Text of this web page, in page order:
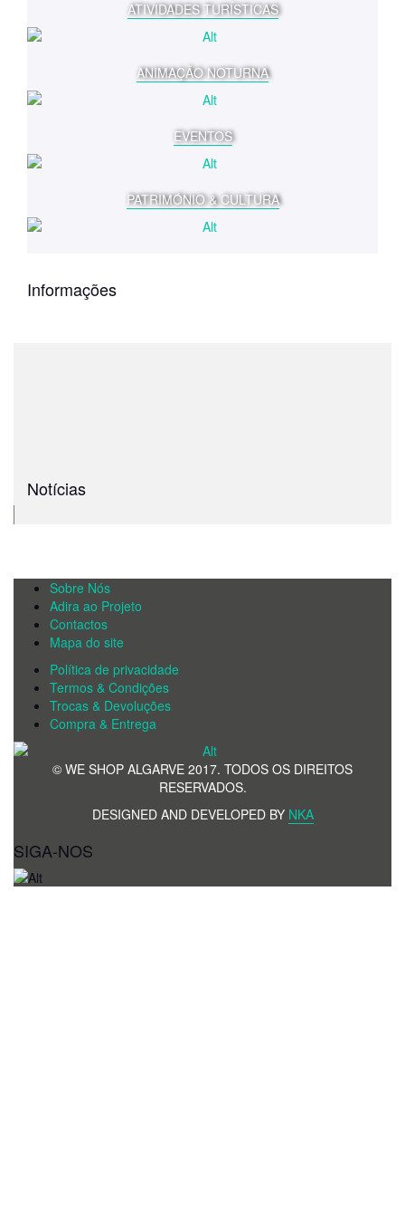
ATIVIDADES TURÍSTICAS
ANIMAÇÃO NOTURNA
EVENTOS
PATRIMÓNIO & CULTURA
Informações
Notícias
Sobre Nós
Adira ao Projeto
Contactos
Mapa do site
Política de privacidade
Termos & Condições
Trocas & Devoluções
Compra & Entrega
© WE SHOP ALGARVE 2017. TODOS OS DIREITOS
RESERVADOS.
DESIGNED AND DEVELOPED BY NKA
SIGA-NOS